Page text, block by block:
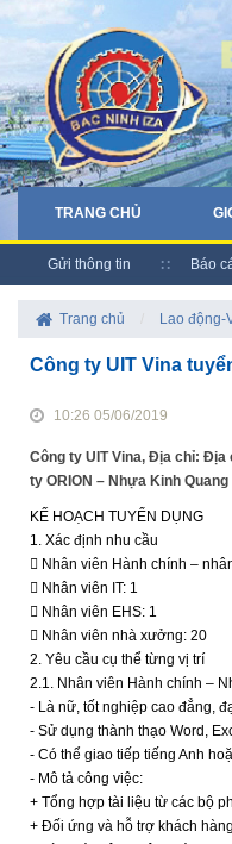
TRANG CHỦ
Gửi thông tin Báo
Trang chủ Lao động-
Công ty UIT Vina
10:26 05/06/2019
Công ty UIT Vina, Địa chỉ:
ty ORION – Nhựa Kinh
KẾ HOẠCH TUYỂN DỤNG
1. Xác định nhu cầu
 Nhân viên Hành chính –
 Nhân viên IT: 1
 Nhân viên EHS: 1
 Nhân viên nhà xưởng: 20
2. Yêu cầu cụ thể từng vị trí
2.1. Nhân viên Hành chính –
- Là nữ, tốt nghiệp cao đẳng,
- Sử dụng thành thạo Word,
- Có thể giao tiếp tiếng Anh
- Mô tả công việc:
+ Tổng hợp tài liệu từ các bộ
+ Đối ứng và hỗ trợ khách